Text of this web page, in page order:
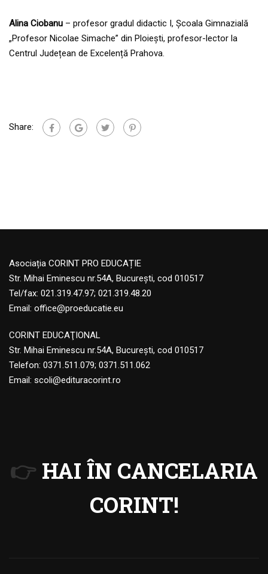
Alina Ciobanu – profesor gradul didactic I, Școala Gimnazială
„Profesor Nicolae Simache” din Ploiești, profesor-lector la
Centrul Județean de Excelență Prahova.
Share:
Asociația CORINT PRO EDUCAȚIE
Str. Mihai Eminescu nr.54A, București, cod 010517
Tel/fax: 021.319.47.97; 021.319.48.20
Email: office@proeducatie.eu
CORINT EDUCAŢIONAL
Str. Mihai Eminescu nr.54A, Bucureşti, cod 010517
Telefon: 0371.511.079; 0371.511.062
Email: scoli@edituracorint.ro
👉 HAI ÎN CANCELARIA
CORINT!